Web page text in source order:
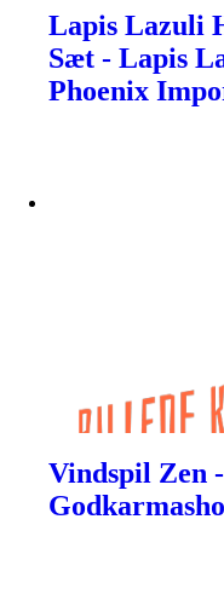
Lapis Lazuli
Sæt - Lapis
Phoenix
Vindspil Zen